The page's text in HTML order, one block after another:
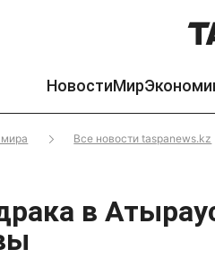
НовостиМир
Все новости taspanews.kz
в